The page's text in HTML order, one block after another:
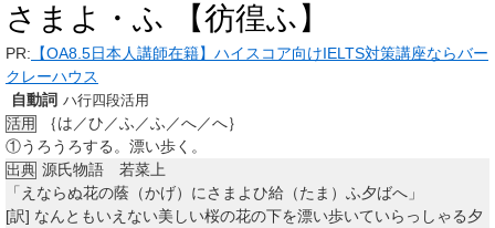
さまよ・ふ 【彷徨ふ】
PR: 【OA8.5日本人講師在籍】ハイスコア向けIELTS対策講座ならバー
クレーハウス
自動詞 ハ行四段活用
活用
｛は／ひ／ふ／ふ／へ／へ｝
①うろうろする。漂い歩く。
出典 源氏物語 若菜上
「えならぬ花の蔭（かげ）にさまよひ給（たま）ふ夕ばへ」
[訳] なんともいえない美しい桜の花の下を漂い歩いていらっしゃる夕